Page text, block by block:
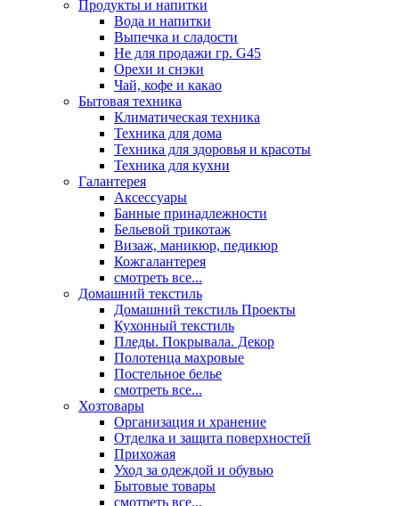
Продукты и напитки
Вода и напитки
Выпечка и сладости
Не для продажи гр. G45
Орехи и снэки
Чай, кофе и какао
Бытовая техника
Климатическая техника
Техника для дома
Техника для здоровья и красоты
Техника для кухни
Галантерея
Аксессуары
Банные принадлежности
Бельевой трикотаж
Визаж, маникюр, педикюр
Кожгалантерея
смотреть все...
Домашний текстиль
Домашний текстиль Проекты
Кухонный текстиль
Пледы. Покрывала. Декор
Полотенца махровые
Постельное белье
смотреть все...
Хозтовары
Организация и хранение
Отделка и защита поверхностей
Прихожая
Уход за одеждой и обувью
Бытовые товары
смотреть все...